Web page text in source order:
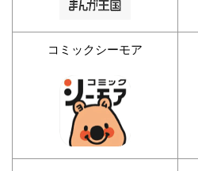
コミックシーモア